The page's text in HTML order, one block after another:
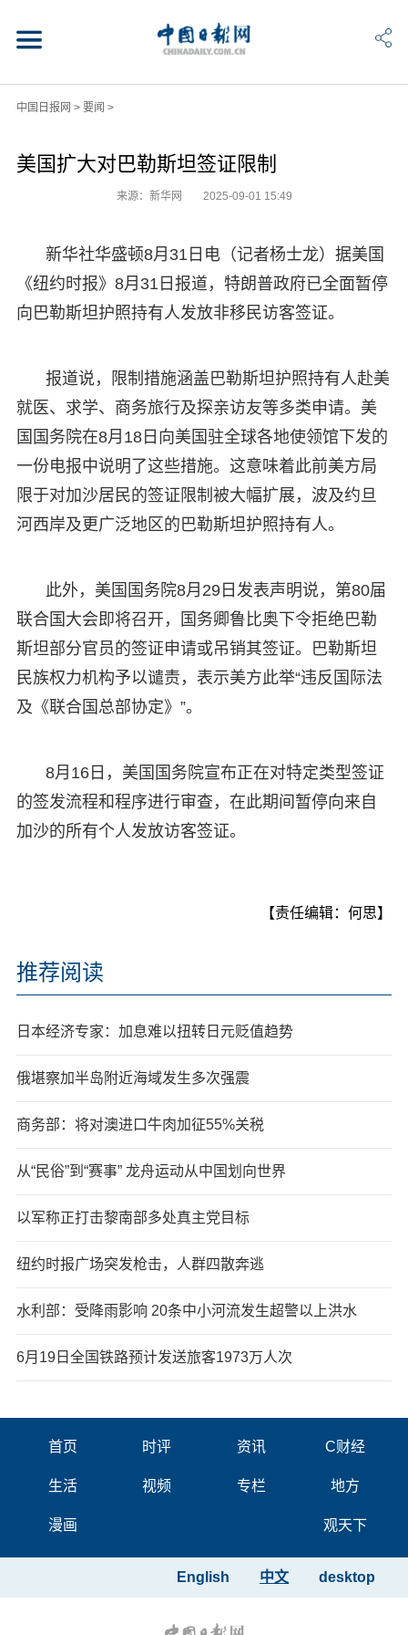
中国日报网 > 要闻 >
美国扩大对巴勒斯坦签证限制
来源：新华网 2025-09-01 15:49
新华社华盛顿8月31日电（记者杨士龙）据美国
《纽约时报》8月31日报道，特朗普政府已全面暂停
向巴勒斯坦护照持有人发放非移民访客签证。
报道说，限制措施涵盖巴勒斯坦护照持有人赴美
就医、求学、商务旅行及探亲访友等多类申请。美
国国务院在8月18日向美国驻全球各地使领馆下发的
一份电报中说明了这些措施。这意味着此前美方局
限于对加沙居民的签证限制被大幅扩展，波及约旦
河西岸及更广泛地区的巴勒斯坦护照持有人。
此外，美国国务院8月29日发表声明说，第80届
联合国大会即将召开，国务卿鲁比奥下令拒绝巴勒
斯坦部分官员的签证申请或吊销其签证。巴勒斯坦
民族权力机构予以谴责，表示美方此举“违反国际法
及《联合国总部协定》”。
8月16日，美国国务院宣布正在对特定类型签证
的签发流程和程序进行审查，在此期间暂停向来自
加沙的所有个人发放访客签证。
【责任编辑：何思】
推荐阅读
日本经济专家：加息难以扭转日元贬值趋势
俄堪察加半岛附近海域发生多次强震
商务部：将对澳进口牛肉加征55%关税
从“民俗”到“赛事” 龙舟运动从中国划向世界
以军称正打击黎南部多处真主党目标
纽约时报广场突发枪击，人群四散奔逃
水利部：受降雨影响 20条中小河流发生超警以上洪水
6月19日全国铁路预计发送旅客1973万人次
首页 时评 资讯 C财经
生活 视频 专栏 地方
漫画 观天下
desktop
中文
English